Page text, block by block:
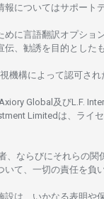
報についてはサポート
めに言語翻訳オプショ
伝、 勧誘を 目的とした
機構に よって認可さ れ
Global及びL.F.
Limitedは、 ライ
、ならびにそれらの関
て、 一切の責任を負
設は、いかなる表明や